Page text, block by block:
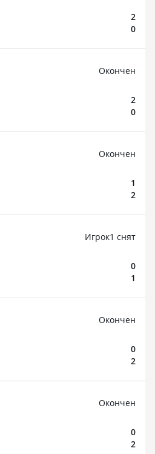
2
0
Oкончен
2
0
Oкончен
1
2
Игрок1 снят
0
1
Oкончен
0
2
Oкончен
0
2